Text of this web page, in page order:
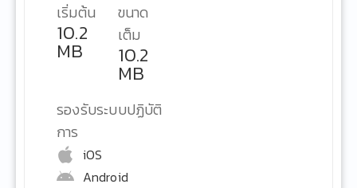
เริ่มต้น
10.2
MB
ขนาด
เต็ม
10.2
MB
รองรับระบบปฏิบัติ
การ
iOS
Android